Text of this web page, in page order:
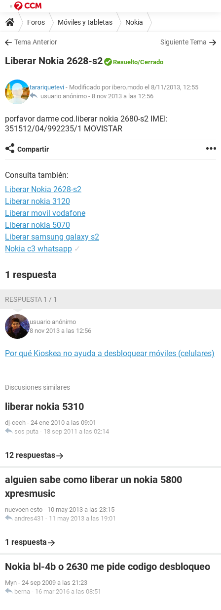
Foros Móviles y tabletas Nokia
Tema Anterior Siguiente Tema
Liberar Nokia 2628-s2 Resuelto/Cerrado
tarariquetevi - Modificado por ibero.modo el 8/11/2013, 12:55
usuario anónimo - 8 nov 2013 a las 12:56
porfavor darme cod.liberar nokia 2680-s2 IMEI:
351512/04/992235/1 MOVISTAR
Compartir
Consulta también:
Liberar Nokia 2628-s2
Liberar nokia 3120
Liberar movil vodafone
Liberar nokia 5070
Liberar samsung galaxy s2
Nokia c3 whatsapp ✓
1 respuesta
RESPUESTA 1 / 1
usuario anónimo
8 nov 2013 a las 12:56
Por qué Kioskea no ayuda a desbloquear móviles (celulares)
Discusiones similares
liberar nokia 5310
dj-cech - 24 ene 2010 a las 09:01
sos puta - 18 sep 2011 a las 02:14
12 respuestas
alguien sabe como liberar un nokia 5800
xpresmusic
nuevoen esto - 10 may 2013 a las 23:15
andres431 - 11 may 2013 a las 19:01
1 respuesta
Nokia bl-4b o 2630 me pide codigo desbloqueo
Myn - 24 sep 2009 a las 21:23
berna - 16 mar 2016 a las 08:51